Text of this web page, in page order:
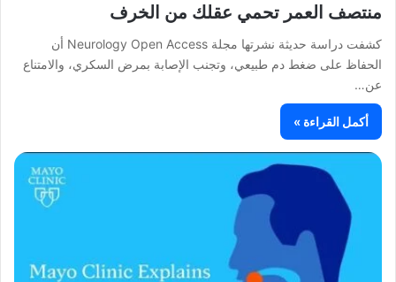
منتصف العمر تحمي عقلك من الخرف
كشفت دراسة حديثة نشرتها مجلة Neurology Open Access أن
الحفاظ على ضغط دم طبيعي، وتجنب الإصابة بمرض السكري، والامتناع
عن…
أكمل القراءة »